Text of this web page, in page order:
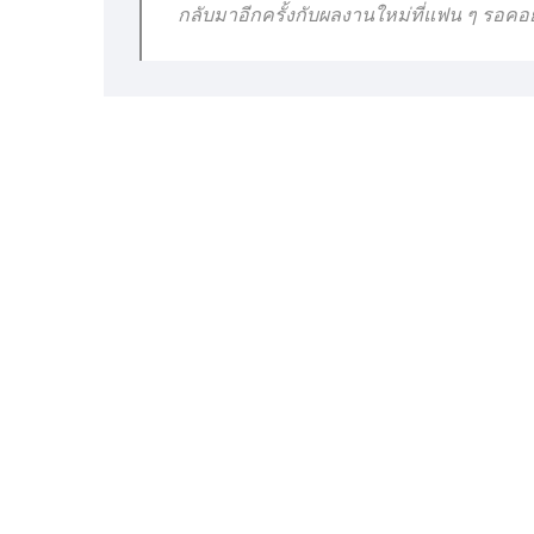
กลับมาอีกครั้งกับผลงานใหม่ที่แฟน ๆ รอคอ